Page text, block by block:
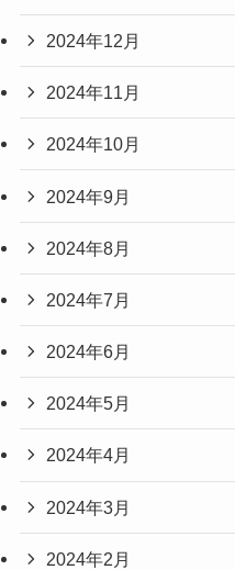
2024年12月
2024年11月
2024年10月
2024年9月
2024年8月
2024年7月
2024年6月
2024年5月
2024年4月
2024年3月
2024年2月